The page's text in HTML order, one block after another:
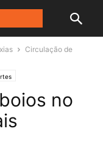
Circulação de
no